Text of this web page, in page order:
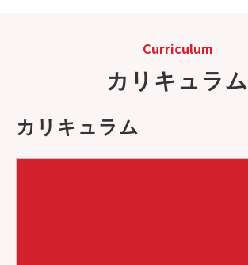
Curriculum
カリキュラム
カリキュラム